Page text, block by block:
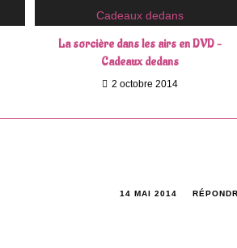
La sorcière dans les airs en DVD –
Cadeaux dedans
2 octobre 2014
14 MAI 2014